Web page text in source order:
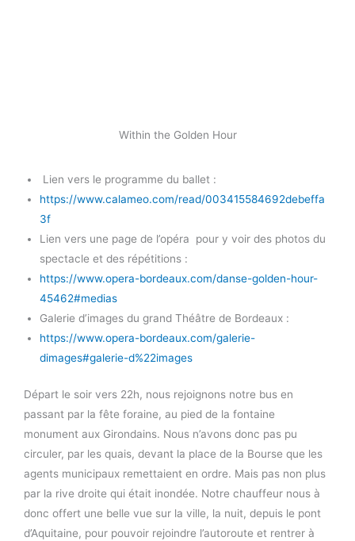
Within the Golden Hour
Lien vers le programme du ballet :
https://www.calameo.com/read/003415584692debeffa
3f
Lien vers une page de l’opéra pour y voir des photos du
spectacle et des répétitions :
https://www.opera-bordeaux.com/danse-golden-hour-
45462#medias
Galerie d’images du grand Théâtre de Bordeaux :
https://www.opera-bordeaux.com/galerie-
dimages#galerie-d%22images
Départ le soir vers 22h, nous rejoignons notre bus en
passant par la fête foraine, au pied de la fontaine
monument aux Girondains. Nous n’avons donc pas pu
circuler, par les quais, devant la place de la Bourse que les
agents municipaux remettaient en ordre. Mais pas non plus
par la rive droite qui était inondée. Notre chauffeur nous à
donc offert une belle vue sur la ville, la nuit, depuis le pont
d’Aquitaine, pour pouvoir rejoindre l’autoroute et rentrer à